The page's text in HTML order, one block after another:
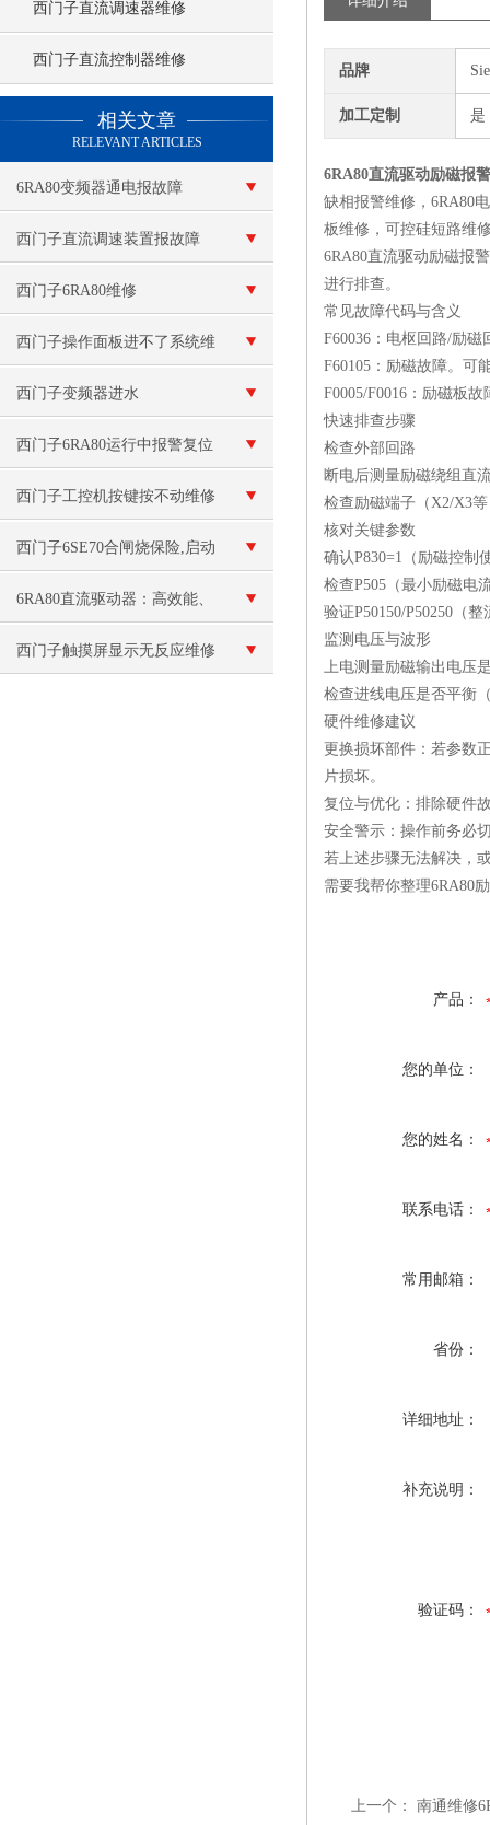
西门子直流调速器维修
西门子直流控制器维修
相关文章
RELEVANT ARTICLES
6RA80变频器通电报故障
F60100
西门子直流调速装置报故障
西门子6RA80维修
西门子操作面板进不了系统维
修
西门子变频器进水
西门子6RA80运行中报警复位
不了维修F6030*
西门子工控机按键按不动维修
西门子6SE70合闸烧保险,启动
跳闸维修
6RA80直流驱动器：高效能、
稳定可靠的直流驱动解决方案
西门子触摸屏显示无反应维修
品牌
加工定制 是
6RA80直流驱动励磁报
缺相报警维修，6RA80
板维修，可控硅短路维
6RA80直流驱动励磁报
进行排查。‌‌
常见故障代码与含义
‌F60036‌：电枢回路/励
‌F60105‌：励磁故障。可
‌F0005/F0016‌：励磁板
快速排查步骤
‌检查外部回路‌
断电后测量励磁绕组直
检查励磁端子（X2/X3
‌核对关键参数‌
确认‌P830=1‌（励磁控制
检查‌P505‌（最小励磁电
验证‌P50150/P50250‌（
‌监测电压与波形‌
上电测量励磁输出电压
检查进线电压是否平衡
硬件维修建议
更换损坏部件‌：若参数
片损坏。
复位与优化‌：排除硬件
安全警示‌：操作前务必
若上述步骤无法解决，
需要我帮你整理6RA80
产品：
您的单位：
您的姓名：
联系电话：
常用邮箱：
省份：
详细地址：
补充说明：
验证码：
上一个： 南通维修